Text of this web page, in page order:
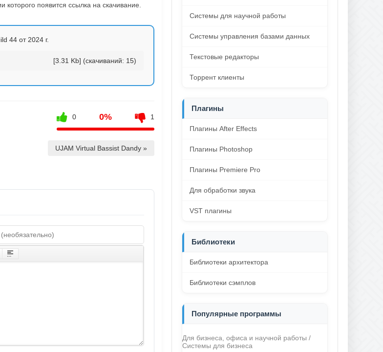
появится ссылка на скачивание.
44 от 2024 г.
[3.31 Kb] (cкачиваний: 15)
0 0% 1
UJAM Virtual Bassist Dandy »
Системы для научной работы
Системы управления базами данных
Текстовые редакторы
Торрент клиенты
Плагины
Плагины After Effects
Плагины Photoshop
Плагины Premiere Pro
Для обработки звука
VST плагины
Библиотеки
Библиотеки архитектора
Библиотеки сэмплов
Популярные программы
Для бизнеса, офиса и научной работы /
Системы для бизнеса